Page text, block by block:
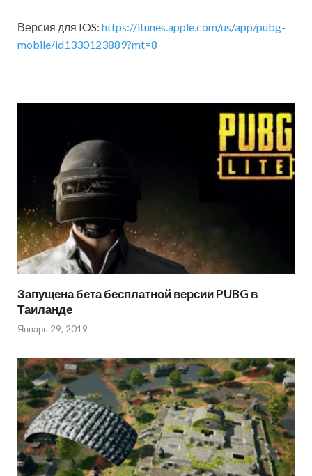
Версия для IOS: https://itunes.apple.com/us/app/pubg-
mobile/id1330123889?mt=8
Запущена бета бесплатной версии PUBG в
Таиланде
Январь 29, 2019